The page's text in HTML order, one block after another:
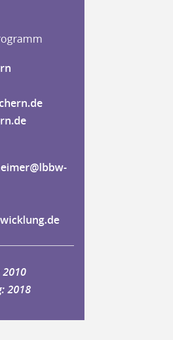
2018